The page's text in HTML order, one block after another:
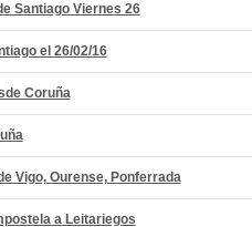
Santiago Viernes 26
el 26/02/16
Coruña
Vigo, Ourense, Ponferrada
a Leitariegos